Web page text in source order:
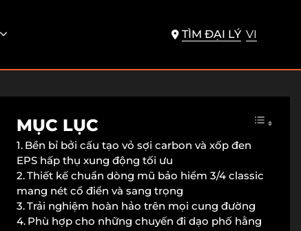
TÌM ĐẠI LÝ VI
MỤC LỤC
Bền bỉ bởi cấu tạo vỏ sợi carbon và xốp đen
EPS hấp thụ xung động tối ưu
Thiết kế chuẩn dòng mũ bảo hiểm 3/4 classic
mang nét cổ điển và sang trọng
Trải nghiệm hoàn hảo trên mọi cung đường
Phù hợp cho những chuyến đi dạo phố hằng